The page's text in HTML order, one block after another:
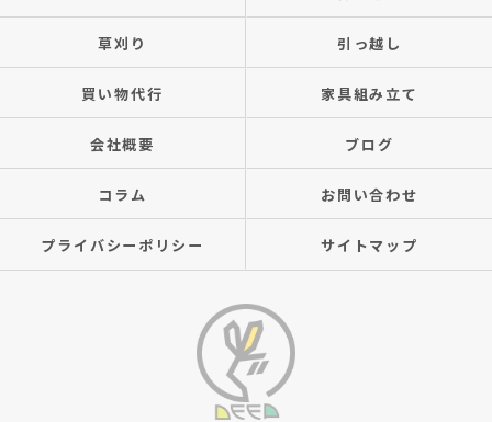
草刈り 引っ越し
買い物代行 家具組み立て
会社概要 ブログ
コラム お問い合わせ
プライバシーポリシー サイトマップ